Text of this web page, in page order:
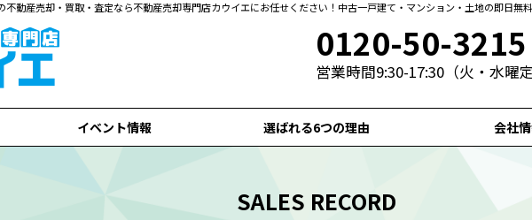
動産売却・買取・査定なら不動産売却専門店カウイエにお任せください！中古一戸建て・マンション・土地の即日無
0120-50-3215
営業時間9:30-17:30（火・水曜定
イベント情報 選ばれる6つの理由 会社
SALES RECORD